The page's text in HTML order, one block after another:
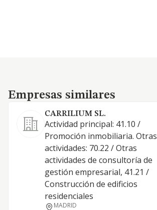
Empresas similares
Empresas similares
CARRILIUM SL.
Actividad principal: 41.10 /
Promoción inmobiliaria. Otras
actividades: 70.22 / Otras
actividades de consultoría de
gestión empresarial, 41.21 /
Construcción de edificios
residenciales
MADRID